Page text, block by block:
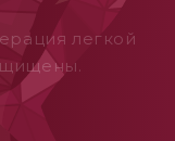
легкой